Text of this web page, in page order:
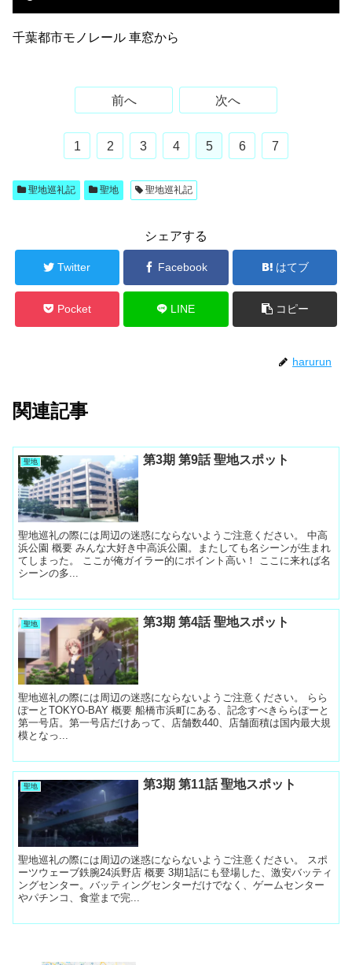
千葉都市モノレール 車窓から
前へ 次へ
1 2 3 4 5 6 7
聖地巡礼記 聖地 聖地巡礼記
シェアする
Twitter Facebook はてブ
Pocket LINE コピー
harurun
関連記事
聖地 第3期 第9話 聖地スポット
聖地巡礼の際には周辺の迷惑にならないようご注意ください。 中高
浜公園 概要 みんな大好き中高浜公園。またしても名シーンが生まれ
てしまった。 ここが俺ガイラー的にポイント高い！ ここに来れば名
シーンの多...
聖地 第3期 第4話 聖地スポット
聖地巡礼の際には周辺の迷惑にならないようご注意ください。 らら
ぽーとTOKYO-BAY 概要 船橋市浜町にある、記念すべきららぽーと
第一号店。第一号店だけあって、店舗数440、店舗面積は国内最大規
模となっ...
聖地 第3期 第11話 聖地スポット
聖地巡礼の際には周辺の迷惑にならないようご注意ください。 スポ
ーツウェーブ鉄腕24浜野店 概要 3期1話にも登場した、激安バッティ
ングセンター。バッティングセンターだけでなく、ゲームセンター
やパチンコ、食堂まで完...